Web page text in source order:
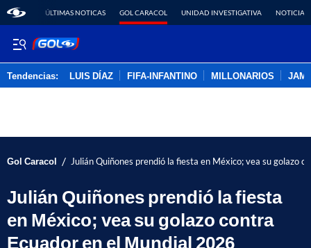
ÚLTIMAS NOTICAS GOL CARACOL UNIDAD INVESTIGATIVA NOTICIAS
Tendencias: LUIS DÍAZ FIFA-INFANTINO MILLONARIOS
Gol Caracol / Julián Quiñones prendió la fiesta en México; vea su golazo
Julián Quiñones prendió la fiesta
en México; vea su golazo contra
Ecuador en el Mundial 2026